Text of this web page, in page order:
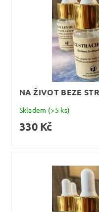
NA ŽIVOT BEZE
Skladem (>5 ks)
330 Kč